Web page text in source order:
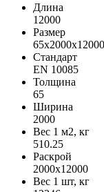
Длина
12000
Размер
65х2000х12000
Стандарт
EN 10085
Толщина
65
Ширина
2000
Вес 1 м2, кг
510.25
Раскрой
2000х12000
Вес 1 шт, кг